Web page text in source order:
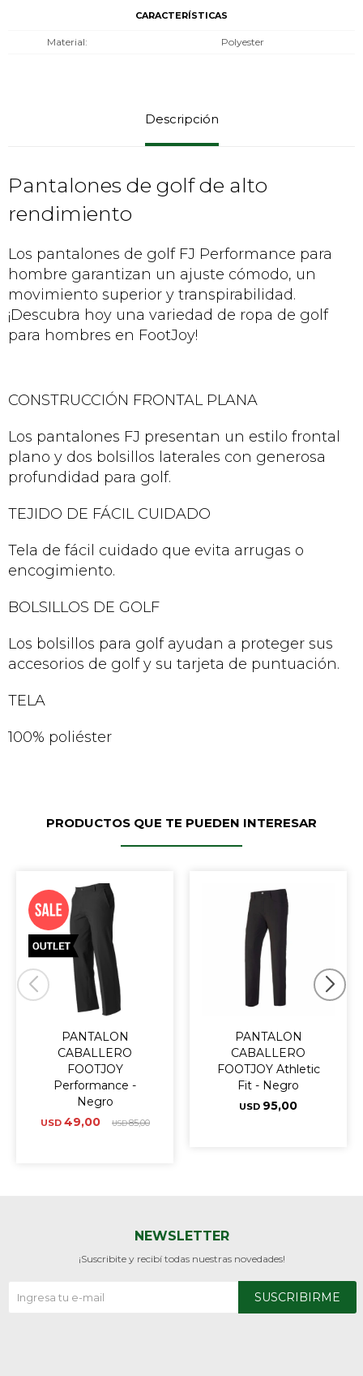
CARACTERÍSTICAS
Material Polyester
Descripción
Pantalones de golf de alto
rendimiento
Los pantalones de golf FJ Performance para
hombre garantizan un ajuste cómodo, un
movimiento superior y transpirabilidad.
¡Descubra hoy una variedad de ropa de golf
para hombres en FootJoy!
CONSTRUCCIÓN FRONTAL PLANA
Los pantalones FJ presentan un estilo frontal
plano y dos bolsillos laterales con generosa
profundidad para golf.
TEJIDO DE FÁCIL CUIDADO
Tela de fácil cuidado que evita arrugas o
encogimiento.
BOLSILLOS DE GOLF
Los bolsillos para golf ayudan a proteger sus
accesorios de golf y su tarjeta de puntuación.
TELA
100% poliéster
PRODUCTOS QUE TE PUEDEN INTERESAR
PANTALON
CABALLERO
FOOTJOY
Performance -
Negro
USD 49,00 USD85,00
PANTALON
CABALLERO
FOOTJOY Athletic
Fit - Negro
USD 95,00
NEWSLETTER
¡Suscribite y recibí todas nuestras novedades!
SUSCRIBIRME